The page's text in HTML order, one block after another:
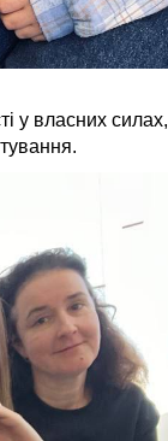
у власних силах,